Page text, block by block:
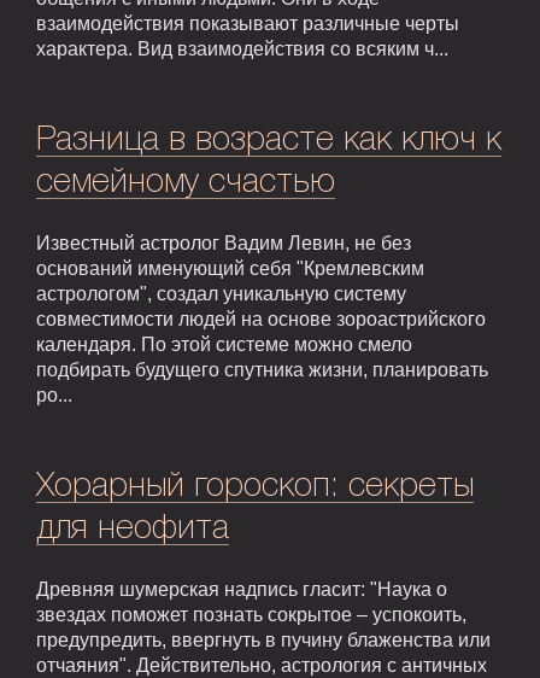
взаимодействия показывают различные черты
характера. Вид взаимодействия со всяким ч...
Разница в возрасте как ключ к
семейному счастью
Известный астролог Вадим Левин, не без
оснований именующий себя "Кремлевским
астрологом", создал уникальную систему
совместимости людей на основе зороастрийского
календаря. По этой системе можно смело
подбирать будущего спутника жизни, планировать
ро...
Хорарный гороскоп: секреты
для неофита
Древняя шумерская надпись гласит: "Наука о
звездах поможет познать сокрытое – успокоить,
предупредить, ввергнуть в пучину блаженства или
отчаяния". Действительно, астрология с античных